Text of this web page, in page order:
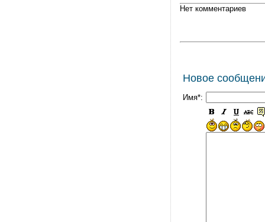
Нет комментариев
Новое
Имя*: